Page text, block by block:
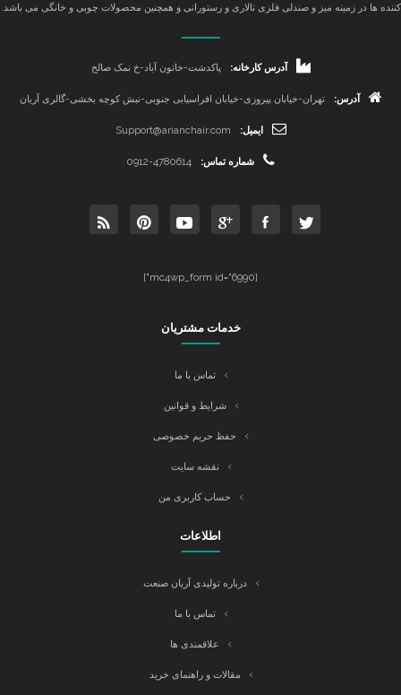
کننده ها در زمینه میز و صندلی فلزی تالاری و رستورانی و همچنین محصولات چوبی و خانگی می باشد.
آدرس کارخانه: پاکدشت-خاتون آباد-خ نمک صالح
آدرس: تهران-خیابان پیروزی-خیابان افراسیابی جنوبی-نبش کوچه بخشی-گالری آریان
ایمیل: Support@arianchair.com
شماره تماس: 0912-4780614
[mc4wp_form id="6990"]
خدمات مشتریان
تماس با ما
شرایط و قوانین
حفظ حریم خصوصی
نقشه سایت
حساب کاربری من
اطلاعات
درباره تولیدی آریان صنعت
تماس با ما
علاقمندی ها
مقالات و راهنمای خرید